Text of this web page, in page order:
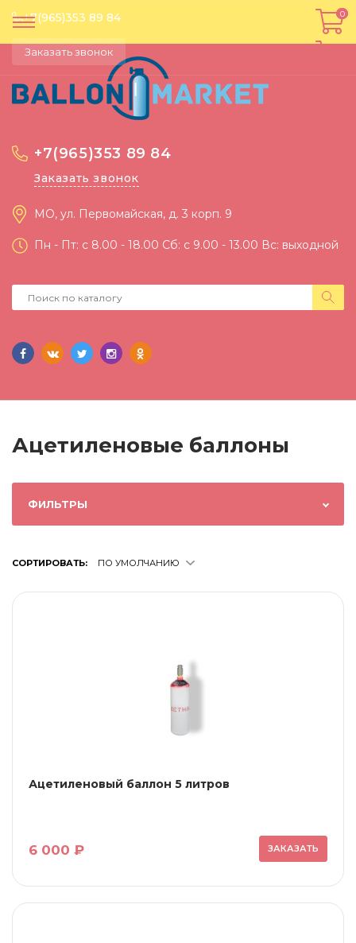
+7(965)353 89 84
Заказать звонок
МО, ул. Первомайская, д. 3 корп. 9
Пн - Пт: c 8.00 - 18.00 Сб: c 9.00 - 13.00 Вс: выходной
+7(965)353 89 84
Заказать звонок
0
0
Ацетиленовые баллоны
ФИЛЬТРЫ
СОРТИРОВАТЬ: ПО УМОЛЧАНИЮ
Ацетиленовый баллон 5 литров
6 000 ₽ ЗАКАЗАТЬ